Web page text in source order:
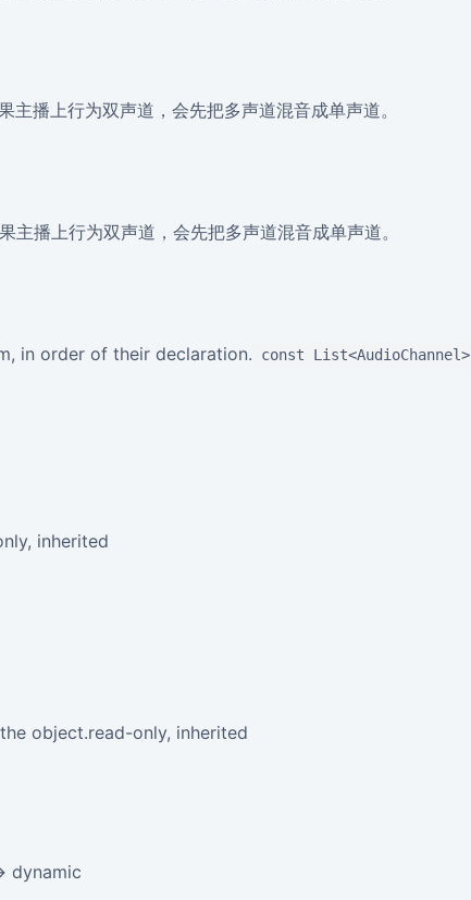
播上行为双声道，会先把多声道混音成单声道。
播上行为双声道，会先把多声道混音成单声道。
in order of their declaration. const List<AudioChannel>
inherited
object.read-only, inherited
dynamic